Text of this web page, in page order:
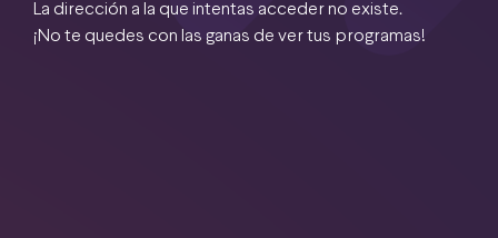
La dirección a la que intentas acceder no existe.
¡No te quedes con las ganas de ver tus programas!